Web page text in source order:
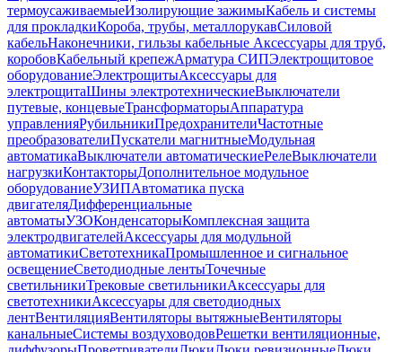
термоусаживаемыеИзолирующие зажимыКабель и системы
для прокладкиКороба, трубы, металлорукавСиловой
кабельНаконечники, гильзы кабельные Аксессуары для труб,
коробовКабельный крепежАрматура СИПЭлектрощитовое
оборудованиеЭлектрощитыАксессуары для
электрощитаШины электротехническиеВыключатели
путевые, концевыеТрансформаторыАппаратура
управленияРубильникиПредохранителиЧастотные
преобразователиПускатели магнитныеМодульная
автоматикаВыключатели автоматическиеРелеВыключатели
нагрузкиКонтакторыДополнительное модульное
оборудованиеУЗИПАвтоматика пуска
двигателяДифференциальные
автоматыУЗОКонденсаторыКомплексная защита
электродвигателейАксессуары для модульной
автоматикиСветотехникаПромышленное и сигнальное
освещениеСветодиодные лентыТочечные
светильникиТрековые светильникиАксессуары для
светотехникиАксессуары для светодиодных
лентВентиляцияВентиляторы вытяжныеВентиляторы
канальныеСистемы воздуховодовРешетки вентиляционные,